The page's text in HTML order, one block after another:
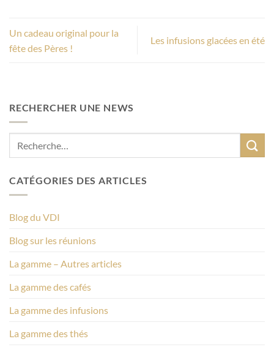
RECHERCHER UNE NEWS
CATÉGORIES DES ARTICLES
Blog du VDI
Blog sur les réunions
La gamme – Autres articles
La gamme des cafés
La gamme des infusions
La gamme des thés
Un cadeau original pour la
fête des Pères !
Les infusions glacées en été